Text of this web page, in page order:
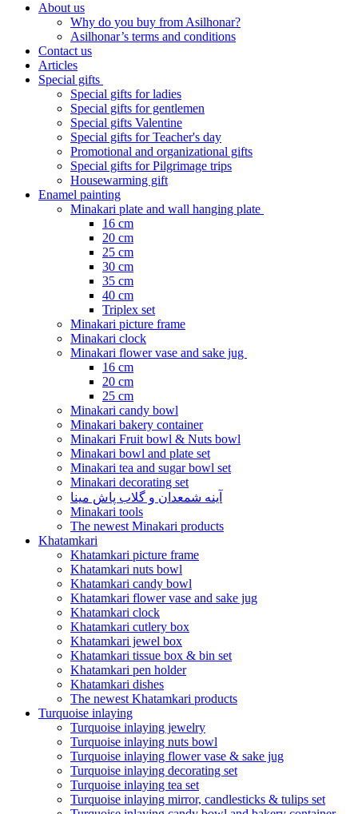
About us
Why do you buy from Asilhonar?
Asilhonar’s terms and conditions
Contact us
Articles
Special gifts
Special gifts for ladies
Special gifts for gentlemen
Special gifts Valentine
Special gifts for Teacher's day
Promotional and organizational gifts
Special gifts for Pilgrimage trips
Housewarming gift
Enamel painting
Minakari plate and wall hanging plate
16 cm
20 cm
25 cm
30 cm
35 cm
40 cm
Triplex set
Minakari picture frame
Minakari clock
Minakari flower vase and sake jug
16 cm
20 cm
25 cm
Minakari candy bowl
Minakari bakery container
Minakari Fruit bowl & Nuts bowl
Minakari bowl and plate set
Minakari tea and sugar bowl set
Minakari decorating set
آینه شمعدان و گلاب پاش مینا
Minakari tools
The newest Minakari products
Khatamkari
Khatamkari picture frame
Khatamkari nuts bowl
Khatamkari candy bowl
Khatamkari flower vase and sake jug
Khatamkari clock
Khatamkari cutlery box
Khatamkari jewel box
Khatamkari tissue box & bin set
Khatamkari pen holder
Khatamkari dishes
The newest Khatamkari products
Turquoise inlaying
Turquoise inlaying jewelry
Turquoise inlaying nuts bowl
Turquoise inlaying flower vase & sake jug
Turquoise inlaying decorating set
Turquoise inlaying tea set
Turquoise inlaying mirror, candlesticks & tulips set